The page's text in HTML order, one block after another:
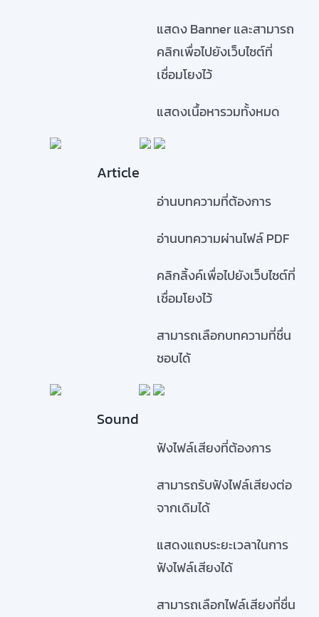
แสดง Banner และสามารถ
คลิกเพื่อไปยังเว็บไซต์ที่
เชื่อมโยงไว้
แสดงเนื้อหารวมทั้งหมด
Article
อ่านบทความที่ต้องการ
อ่านบทความผ่านไฟล์ PDF
คลิกลิ้งค์เพื่อไปยังเว็บไซต์ที่
เชื่อมโยงไว้
สามารถเลือกบทความที่ชื่น
ชอบได้
Sound
ฟังไฟล์เสียงที่ต้องการ
สามารถรับฟังไฟล์เสียงต่อ
จากเดิมได้
แสดงแถบระยะเวลาในการ
ฟังไฟล์เสียงได้
สามารถเลือกไฟล์เสียงที่ชื่น